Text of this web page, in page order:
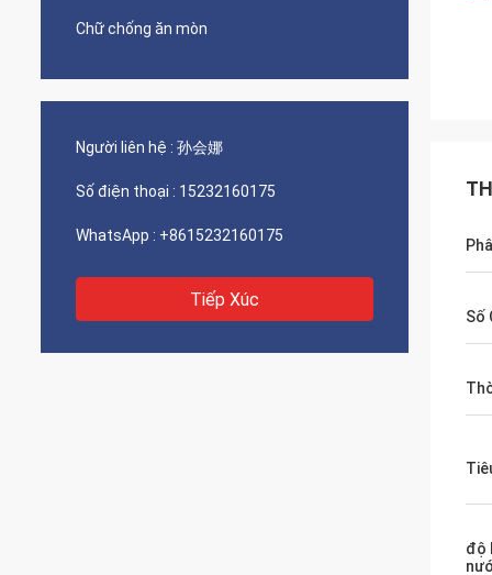
Chữ chống ăn mòn
Người liên hệ : 孙会娜
Số điện thoại : 15232160175
WhatsApp : +8615232160175
Tiếp Xúc
Số
độ